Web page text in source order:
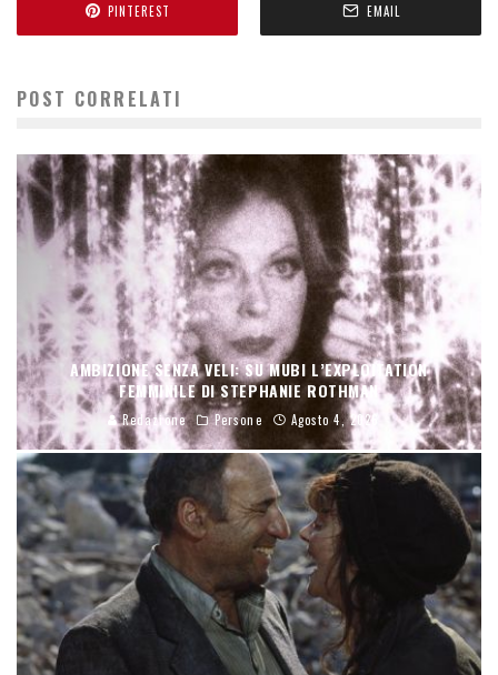
PINTEREST EMAIL
POST CORRELATI
AMBIZIONE SENZA VELI: SU MUBI L’EXPLOITATION
FEMMINILE DI STEPHANIE ROTHMAN
Redazione Persone Agosto 4, 2026